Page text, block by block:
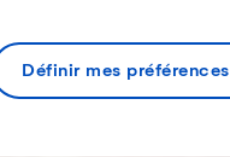
Définir mes préférences